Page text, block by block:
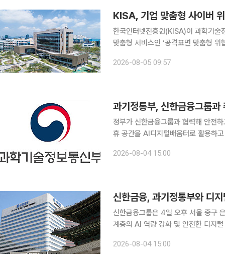
KISA, 기업 맞춤형 사이버
한국인터넷진흥원(KISA)이 과학기술
맞춤형 서비스인 ‘공격표면 맞춤형
는 2014년부터 사이버 위협 정보 분
2026-08-05 09:57
과기정통부, 신한금융그룹과
정부가 신한금융그룹과 협력해 안전
휴 공간을 AI디지털배움터로 활용하
전한 디지털 금융 이용을 위한 업무
2026-08-04 15:00
신한금융, 과기정통부와 디
신한금융그룹은 4일 오후 서울 중구
계층의 AI 역량 강화 및 안전한 디지털 금융
금융사기 대응과 모바일 금융 이용 어
2026-08-04 15:00